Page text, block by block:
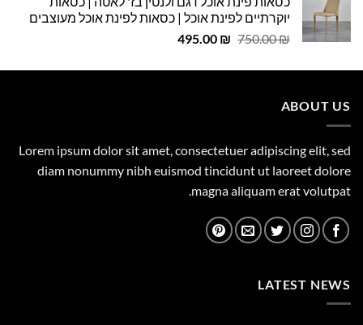
היה:
29.00 ₪.
הוא:
29.00 ₪.
יוקרתיים לפינת אוכל | כסאות לפינת אוכל מעוצבים
750.00₪
המחיר
היה:
495.00 ₪
המחיר
הוא:
ABOUT US
Lorem ipsum dolor sit amet, consectetuer adipiscing elit, sed
diam nonummy nibh euismod tincidunt ut laoreet dolore
magna aliquam erat volutpat.
LATEST NEWS